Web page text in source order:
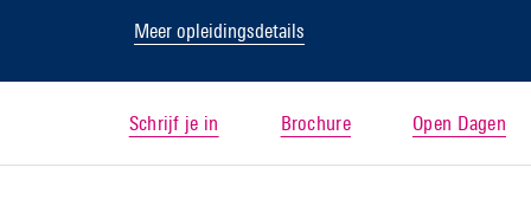
Meer opleidingsdetails
Schrijf je in Brochure Open Dagen